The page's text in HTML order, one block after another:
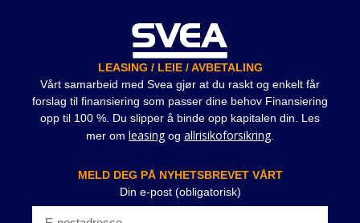
LEASING / LEIE / AVBETALING
Vårt samarbeid med Svea gjør at du raskt og enkelt får
forslag til finansiering som passer dine behov Finansiering
opp til 100 %. Du slipper å binde opp kapitalen din. Les
mer om leasingog allrisikoforsikring.
MELD DEG PÅ NYHETSBREVET VÅRT
Din e-post (obligatorisk)